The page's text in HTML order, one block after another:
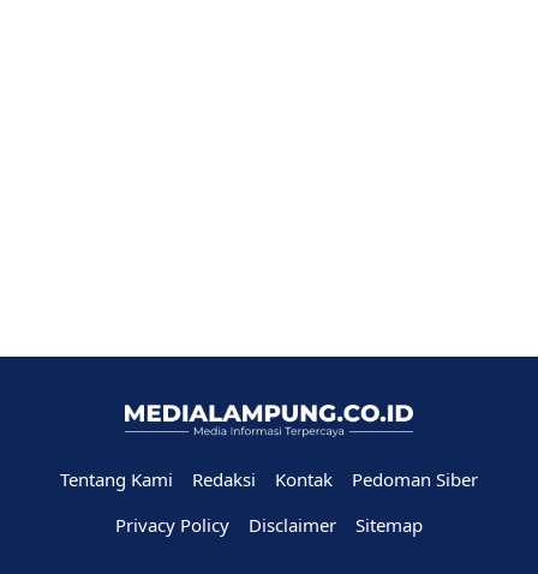
Tentang Kami Redaksi Kontak
Pedoman Siber
Privacy Policy
Disclaimer Sitemap